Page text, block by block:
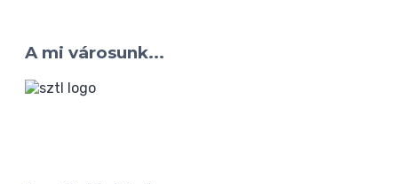
A mi városunk...